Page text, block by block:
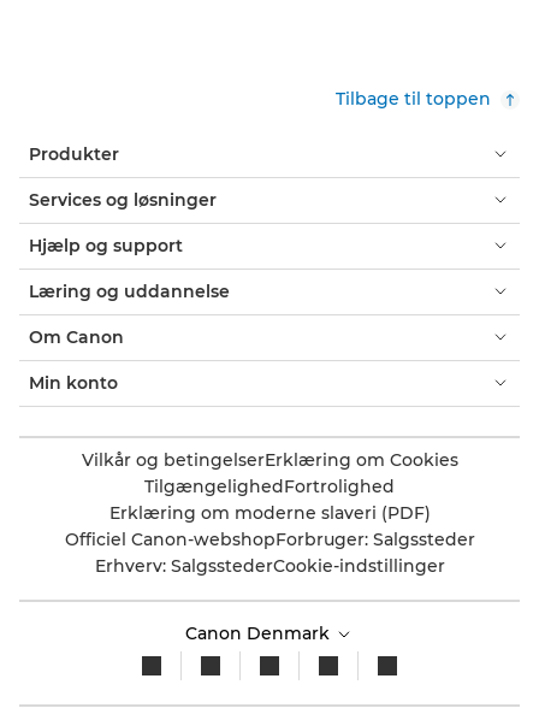
Tilbage til toppen
Produkter
Services og løsninger
Hjælp og support
Læring og uddannelse
Om Canon
Min konto
Vilkår og betingelserErklæring om Cookies
TilgængelighedFortrolighed
Erklæring om moderne slaveri (PDF)
Officiel Canon-webshopForbruger: Salgssteder
Erhverv: SalgsstederCookie-indstillinger
Canon Denmark